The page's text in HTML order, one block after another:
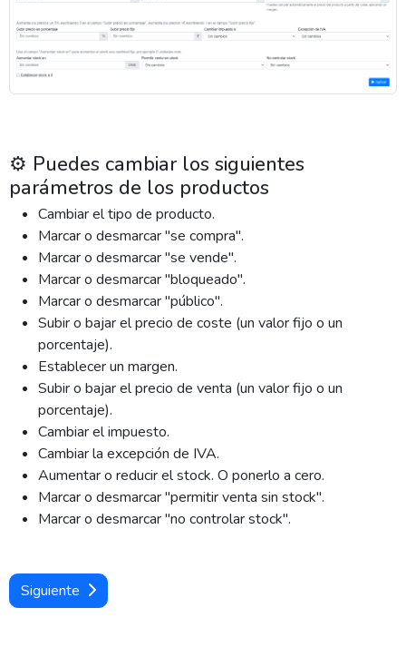
⚙️ Puedes cambiar los siguientes
parámetros de los productos
Cambiar el tipo de producto.
Marcar o desmarcar "se compra".
Marcar o desmarcar "se vende".
Marcar o desmarcar "bloqueado".
Marcar o desmarcar "público".
Subir o bajar el precio de coste (un valor fijo o un
porcentaje).
Establecer un margen.
Subir o bajar el precio de venta (un valor fijo o un
porcentaje).
Cambiar el impuesto.
Cambiar la excepción de IVA.
Aumentar o reducir el stock. O ponerlo a cero.
Marcar o desmarcar "permitir venta sin stock".
Marcar o desmarcar "no controlar stock".
Siguiente